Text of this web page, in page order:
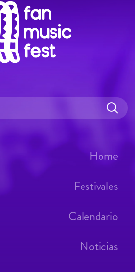
Home
Festivales
Calendario
Noticias